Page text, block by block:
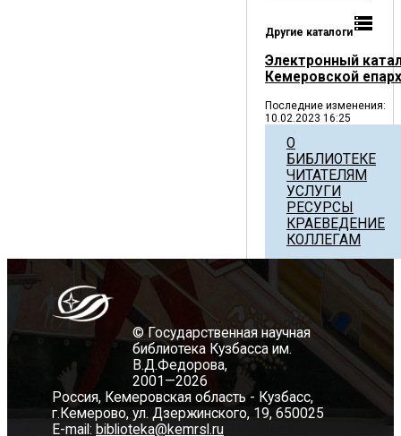
Другие каталогиstorage
Электронный
Кемеровской
Последние изменения:
10.02.2023 16:25
О
БИБЛИОТЕКЕ
ЧИТАТЕЛЯМ
УСЛУГИ
РЕСУРСЫ
КРАЕВЕДЕНИЕ
КОЛЛЕГАМ
© Государственная научная
библиотека Кузбасса им.
В.Д.Федорова,
2001—2026
Россия, Кемеровская область - Кузбасс,
г.Кемерово, ул. Дзержинского, 19, 650025
E-mail: biblioteka@kemrsl.ru